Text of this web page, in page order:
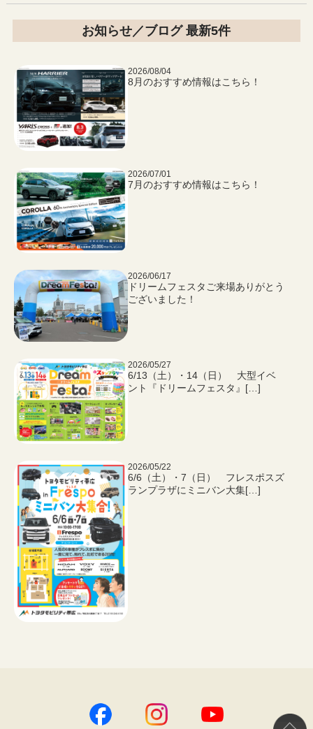
お知らせ／ブログ 最新5件
2026/08/04
8月のおすすめ情報はこちら！
2026/07/01
7月のおすすめ情報はこちら！
2026/06/17
ドリームフェスタご来場ありがとう
ございました！
2026/05/27
6/13（土）・14（日） 大型イベ
ント『ドリームフェスタ』[…]
2026/05/22
6/6（土）・7（日） フレスポスズ
ランプラザにミニバン大集[…]